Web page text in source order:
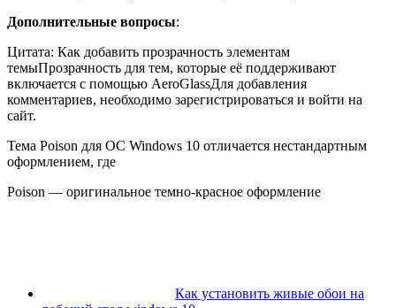
Дополнительные вопросы:
Цитата: Как добавить прозрачность элементам
темыПрозрачность для тем, которые её поддерживают
включается с помощью AeroGlassДля добавления
комментариев, необходимо зарегистрироваться и войти на
сайт.
Тема Poison для ОС Windows 10 отличается нестандартным
оформлением, где
Poison — оригинальное темно-красное оформление
Как установить живые обои на